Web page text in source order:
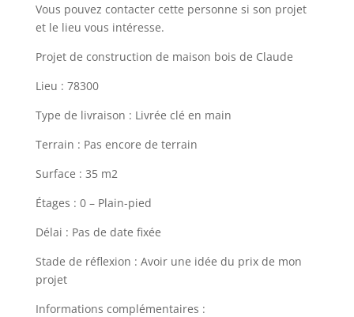
Vous pouvez contacter cette personne si son projet
et le lieu vous intéresse.
Projet de construction de maison bois de Claude
Lieu : 78300
Type de livraison : Livrée clé en main
Terrain : Pas encore de terrain
Surface : 35 m2
Étages : 0 – Plain-pied
Délai : Pas de date fixée
Stade de réflexion : Avoir une idée du prix de mon
projet
Informations complémentaires :